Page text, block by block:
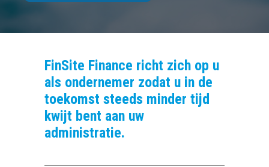
FinSite Finance richt zich op u
als ondernemer zodat u in de
toekomst steeds minder tijd
kwijt bent aan uw
administratie.